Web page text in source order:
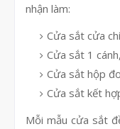
nhận làm:
Cửa sắt cửa
Cửa sắt 1
Cửa sắt hộp
Cửa sắt kết
Mỗi mẫu cửa sắt